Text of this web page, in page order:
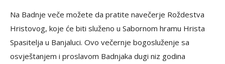
Na Badnje veče možete da pratite navečerje Roždestva
Hristovog, koje će biti služeno u Sabornom hramu Hrista
Spasitelja u Banjaluci. Ovo večernje bogosluženje sa
osvještanjem i proslavom Badnjaka dugi niz godina